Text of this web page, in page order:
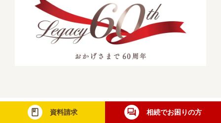
資料請求 相続でお困りの方